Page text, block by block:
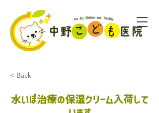
< Back
水いぼ治療の保湿クリーム入荷して